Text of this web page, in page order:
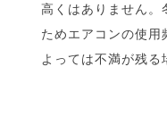
高くはありません。
ためエアコンの使用
よっては不満が残る